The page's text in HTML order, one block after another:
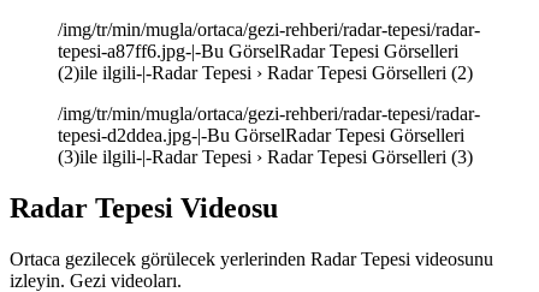
/img/tr/min/mugla/ortaca/gezi-rehberi/radar-tepesi/radar-
tepesi-a87ff6.jpg-|-Bu GörselRadar Tepesi Görselleri
(2)ile ilgili-|-Radar Tepesi › Radar Tepesi Görselleri (2)
/img/tr/min/mugla/ortaca/gezi-rehberi/radar-tepesi/radar-
tepesi-d2ddea.jpg-|-Bu GörselRadar Tepesi Görselleri
(3)ile ilgili-|-Radar Tepesi › Radar Tepesi Görselleri (3)
Radar Tepesi Videosu
Ortaca gezilecek görülecek yerlerinden Radar Tepesi videosunu
izleyin. Gezi videoları.